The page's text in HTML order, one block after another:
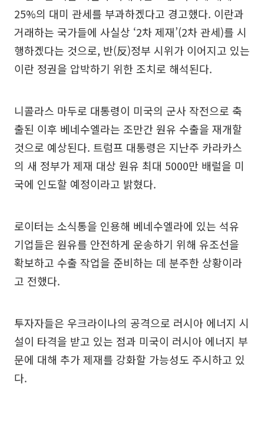
25%의 대미 관세를 부과하겠다고 경고했다. 이란과
거래하는 국가들에 사실상 ‘2차 제재’(2차 관세)를 시
행하겠다는 것으로, 반(反)정부 시위가 이어지고 있는
이란 정권을 압박하기 위한 조치로 해석된다.
니콜라스 마두로 대통령이 미국의 군사 작전으로 축
출된 이후 베네수엘라는 조만간 원유 수출을 재개할
것으로 예상된다. 트럼프 대통령은 지난주 카라카스
의 새 정부가 제재 대상 원유 최대 5000만 배럴을 미
국에 인도할 예정이라고 밝혔다.
로이터는 소식통을 인용해 베네수엘라에 있는 석유
기업들은 원유를 안전하게 운송하기 위해 유조선을
확보하고 수출 작업을 준비하는 데 분주한 상황이라
고 전했다.
투자자들은 우크라이나의 공격으로 러시아 에너지 시
설이 타격을 받고 있는 점과 미국이 러시아 에너지 부
문에 대해 추가 제재를 강화할 가능성도 주시하고 있
다.